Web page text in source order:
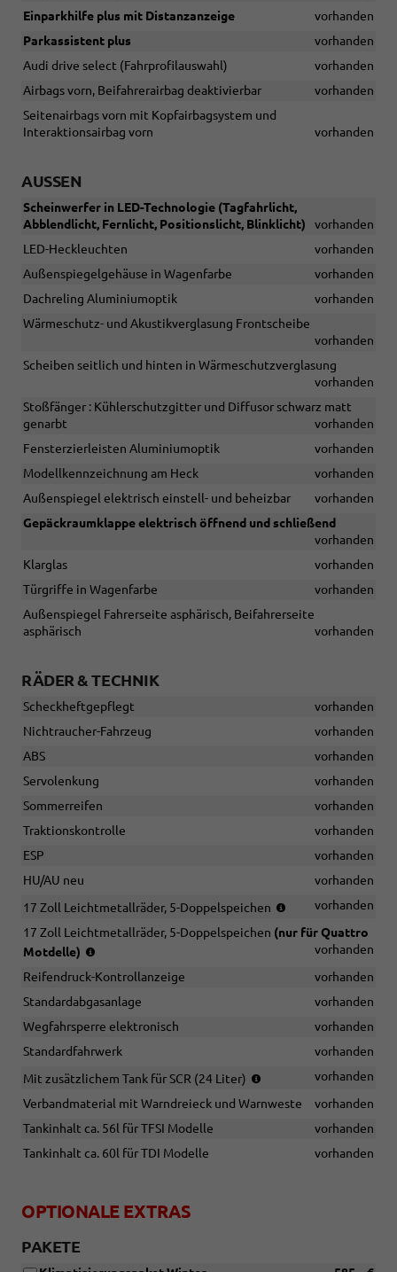
Einparkhilfe plus mit Distanzanzeige
vorhanden
Parkassistent plus
vorhanden
Audi drive select (Fahrprofilauswahl)
vorhanden
Airbags vorn, Beifahrerairbag deaktivierbar
vorhanden
Seitenairbags vorn mit Kopfairbagsystem und
Interaktionsairbag vorn
vorhanden
AUSSEN
Scheinwerfer in LED-Technologie (Tagfahrlicht,
Abblendlicht, Fernlicht, Positionslicht, Blinklicht)
vorhanden
LED-Heckleuchten
vorhanden
Außenspiegelgehäuse in Wagenfarbe
vorhanden
Dachreling Aluminiumoptik
vorhanden
Wärmeschutz- und Akustikverglasung Frontscheibe
vorhanden
Scheiben seitlich und hinten in Wärmeschutzverglasung
vorhanden
Stoßfänger : Kühlerschutzgitter und Diffusor schwarz matt
genarbt
vorhanden
Fensterzierleisten Aluminiumoptik
vorhanden
Modellkennzeichnung am Heck
vorhanden
Außenspiegel elektrisch einstell- und beheizbar
vorhanden
Gepäckraumklappe elektrisch öffnend und schließend
vorhanden
Klarglas
vorhanden
Türgriffe in Wagenfarbe
vorhanden
Außenspiegel Fahrerseite asphärisch, Beifahrerseite
asphärisch
vorhanden
RÄDER & TECHNIK
Scheckheftgepflegt
vorhanden
Nichtraucher-Fahrzeug
vorhanden
ABS
vorhanden
Servolenkung
vorhanden
Sommerreifen
vorhanden
Traktionskontrolle
vorhanden
ESP
vorhanden
HU/AU neu
vorhanden
17 Zoll Leichtmetallräder, 5-Doppelspeichen
(Bereifung
R
vorhanden
17 Zoll Leichtmetallräder, 5-Doppelspeichen (nur für Quattro
Motdelle)
R
17)
vorhanden
Reifendruck-Kontrollanzeige
vorhanden
Standardabgasanlage
vorhanden
Wegfahrsperre elektronisch
vorhanden
Standardfahrwerk
vorhanden
Mit zusätzlichem Tank für SCR (24 Liter)
Verbindung
Modellen)
vorhanden
Verbandmaterial mit Warndreieck und Warnweste
vorhanden
Tankinhalt ca. 56l für TFSI Modelle
vorhanden
Tankinhalt ca. 60l für TDI Modelle
vorhanden
OPTIONALE EXTRAS
PAKETE